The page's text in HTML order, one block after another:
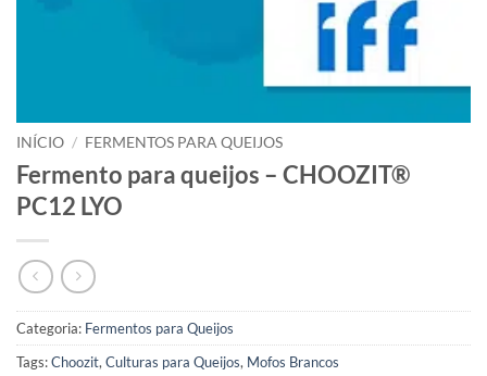
INÍCIO / FERMENTOS PARA QUEIJOS
Fermento para queijos – CHOOZIT®
PC12 LYO
Categoria: Fermentos para Queijos
Tags:Choozit,Culturas para Queijos, Mofos Brancos